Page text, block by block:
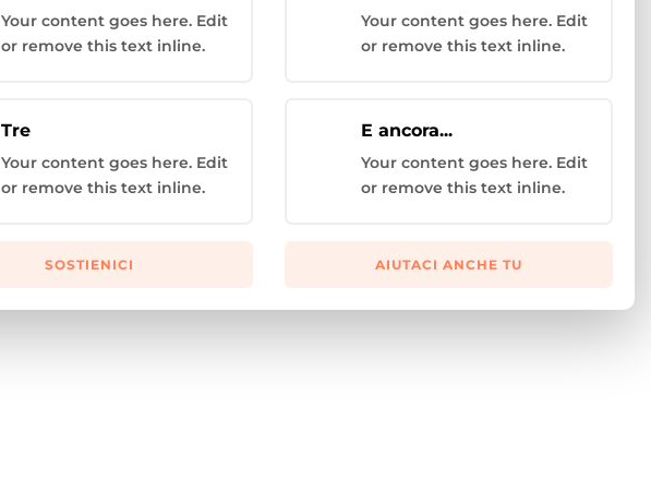
Your content goes here. Edit
or remove this text inline.
Tre
Your content goes here. Edit
or remove this text inline.
SOSTIENICI
Your content goes here. Edit
or remove this text inline.
E ancora...
Your content goes here. Edit
or remove this text inline.
AIUTACI ANCHE TU